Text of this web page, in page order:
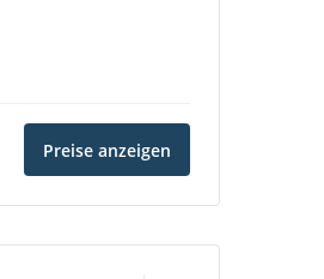
Preise anzeigen